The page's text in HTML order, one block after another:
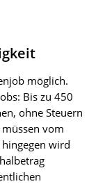
möglich.
Bis zu 450
ohne Steuern
vom
wird